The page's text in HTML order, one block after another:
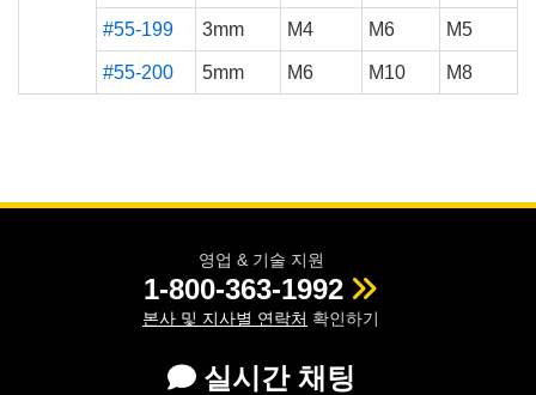
#55-199 3mm M4 M6 M5
#55-200 5mm M6 M10 M8
영업 & 기술 지원
1-800-363-1992
본사 및 지사별 연락처 확인하기
실시간 채팅